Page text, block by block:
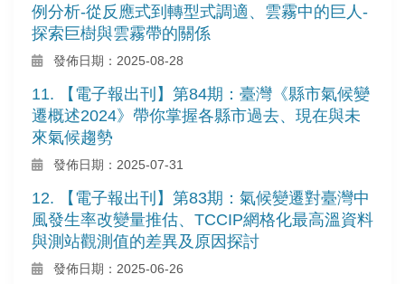
例分析-從反應式到轉型式調適、雲霧中的巨人-
探索巨樹與雲霧帶的關係
發佈日期：2025-08-28
11. 【電子報出刊】第84期：臺灣《縣市氣候變
遷概述2024》帶你掌握各縣市過去、現在與未
來氣候趨勢
發佈日期：2025-07-31
12. 【電子報出刊】第83期：氣候變遷對臺灣中
風發生率改變量推估、TCCIP網格化最高溫資料
與測站觀測值的差異及原因探討
發佈日期：2025-06-26